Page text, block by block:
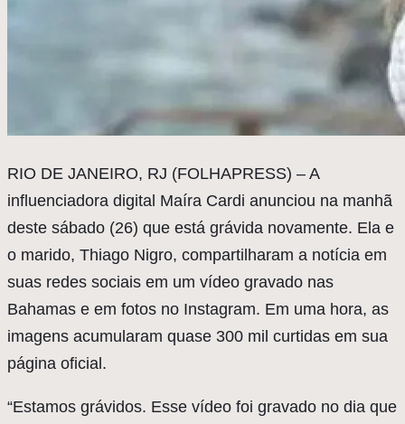
RIO DE JANEIRO, RJ (FOLHAPRESS) – A
influenciadora digital Maíra Cardi anunciou na manhã
deste sábado (26) que está grávida novamente. Ela e
o marido, Thiago Nigro, compartilharam a notícia em
suas redes sociais em um vídeo gravado nas
Bahamas e em fotos no Instagram. Em uma hora, as
imagens acumularam quase 300 mil curtidas em sua
página oficial.
“Estamos grávidos. Esse vídeo foi gravado no dia que